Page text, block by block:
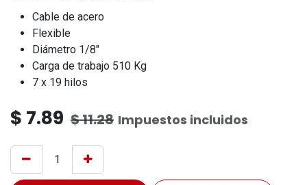
Cable de acero
Flexible
Diámetro 1/8"
Carga de trabajo 510 Kg
7 x 19 hilos
$ 7.89 $11.28 Impuestos incluidos